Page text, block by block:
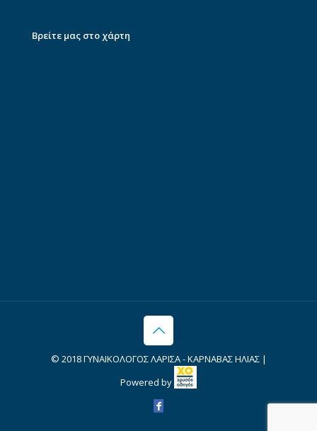
Βρείτε μας στο χάρτη
© 2018 ΓΥΝΑΙΚΟΛΟΓΟΣ ΛΑΡΙΣΑ - ΚΑΡΝΑΒΑΣ ΗΛΙΑΣ |
Powered by